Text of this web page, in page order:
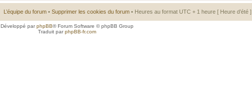
L’équipe du forum • Supprimer les cookies du forum • Heures au format UTC + 1 heure [ Heure d’été ]
Développé parphpBB® Forum Software © phpBB Group
Traduit parphpBB-fr.com